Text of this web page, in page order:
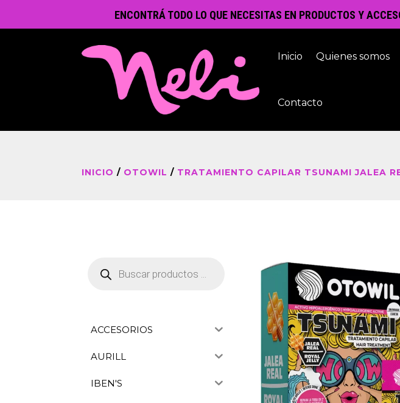
ENCONTRÁ TODO LO QUE NECESITAS EN PRODUCTOS Y
Inicio Quienes somos
Contacto
INICIO / OTOWIL / TRATAMIENTO CAPILAR TSUNAMI JALEA
productos
ACCESORIOS
AURILL
IBEN'S